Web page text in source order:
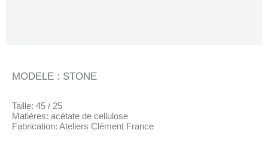
MODELE : STONE
Taille: 45 / 25
Matières: acétate de cellulose
Fabrication: Ateliers Clément France